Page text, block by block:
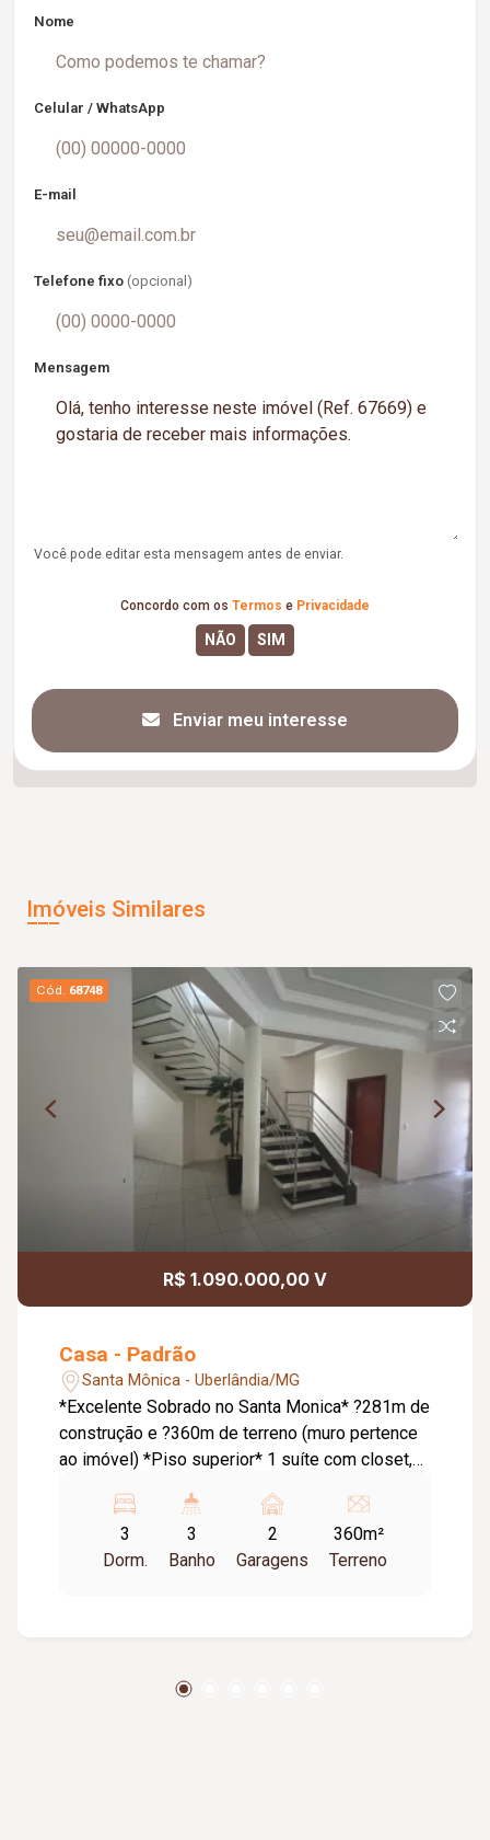
Nome
Celular / WhatsApp
E-mail
Telefone fixo (opcional)
Mensagem
Você pode editar esta mensagem antes de enviar.
Concordo com os Termos e Privacidade
Enviar meu interesse
Imóveis Similares
Cód. 68748
R$ 1.090.000,00 V
Casa - Padrão
Santa Mônica - Uberlândia/MG
*Excelente Sobrado no Santa Monica* ?281m de
construção e ?360m de terreno (muro pertence
ao imóvel) *Piso superior* 1 suíte com closet,
janelas em esquadria de alumínio; 2 quartos de
solteiro; 1 banheiro social; 1 sala utilizada como
home theater. Sacada frente pra rua em L com
estar e sala de jantar conjugada, Cozinha, Área
3
Dorm.
3
Banho
2
Garagens
360m²
Terreno